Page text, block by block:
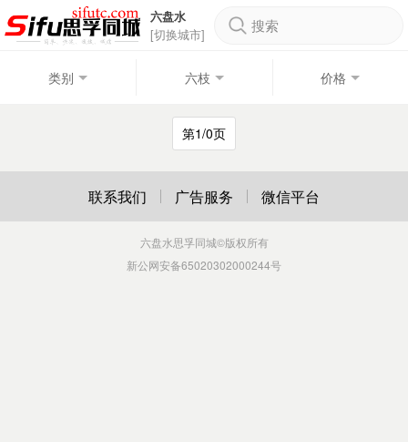
六盘水
[切换城市]
搜索
类别 六枝 价格
第1/0页
联系我们 广告服务 微信平台
六盘水思孚同城©版权所有
新公网安备65020302000244号